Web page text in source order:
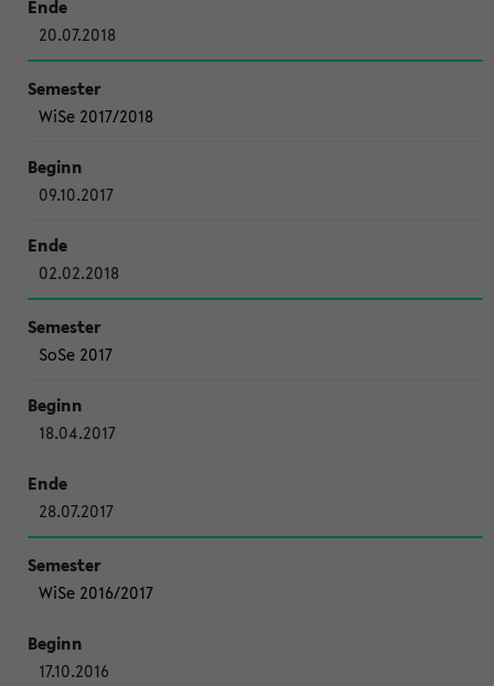
20.07.2018
WiSe 2017/2018
09.10.2017
02.02.2018
SoSe 2017
18.04.2017
28.07.2017
WiSe 2016/2017
17.10.2016